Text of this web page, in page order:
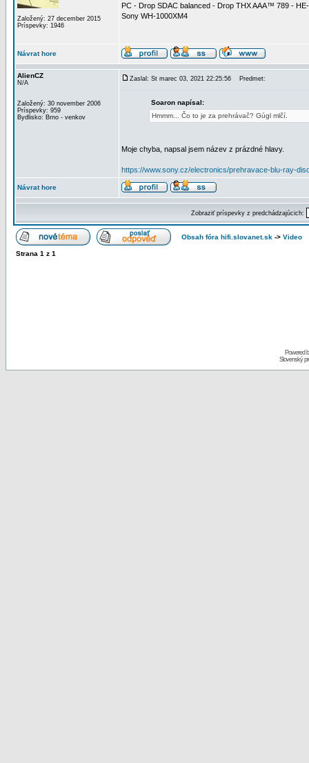
Založený: 27 december 2015
Príspevky: 1946
PC - Drop SDAC balanced - Drop THX AAA™ 789 -
Sony WH-1000XM4
Návrat hore
AlienCZ
N/A
Založený: 30 november 2006
Príspevky: 959
Bydlisko: Brno - venkov
Zaslal: St marec 03, 2021 22:25:56 Predmet:
Soaron napísal:
Hmmm... Čo to je za prehrávač? Gúgl mlčí.
Moje chyba, napsal jsem název z prázdné hlavy.
https://www.sony.cz/electronics/prehravace-blu-ray-
Návrat hore
Zobraziť príspevky z predchádzajúcich:
Obsah fóra hifi.slovanet.sk -> Video
Strana 1 z 1
Powered
Slovenský